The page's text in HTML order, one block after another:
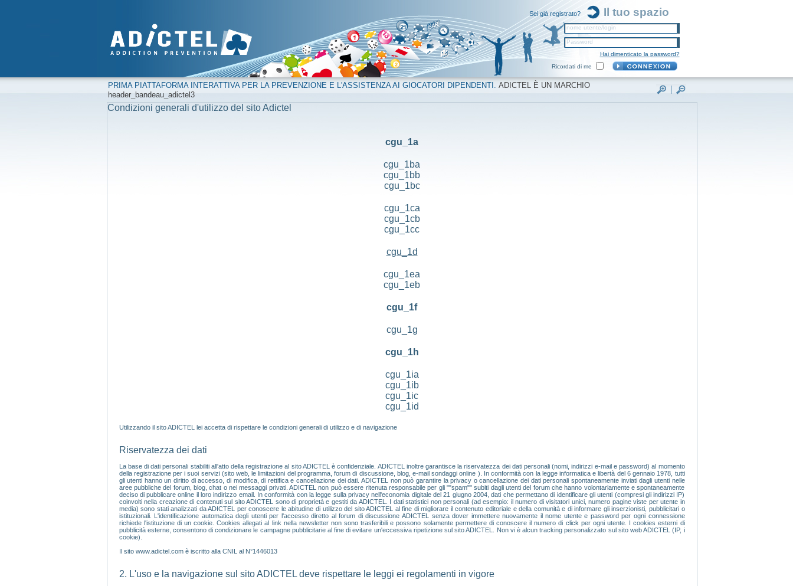
Sei già registrato? Il tuo spazio
nome utente/login
Password
Hai dimenticato la password?
Ricordati di me
PRIMA PIATTAFORMA INTERATTIVA PER LA PREVENZIONE E L'ASSISTENZA AI GIOCATORI DIPENDENTI. ADICTEL È UN MARCHIO
header_bandeau_adictel3
Condizioni generali d'utilizzo del sito Adictel
cgu_1a
cgu_1ba
cgu_1bb
cgu_1bc
cgu_1ca
cgu_1cb
cgu_1cc
cgu_1d
cgu_1ea
cgu_1eb
cgu_1f
cgu_1g
cgu_1h
cgu_1ia
cgu_1ib
cgu_1ic
cgu_1id
Utilizzando il sito ADICTEL lei accetta di rispettare le condizioni generali di utilizzo e di navigazione
Riservatezza dei dati
La base di dati personali stabiliti all'atto della registrazione al sito ADICTEL è confidenziale. ADICTEL inoltre garantisce la riservatezza dei dati personali (nomi, indirizzi e-mail e password) al momento
della registrazione per i suoi servizi (sito web, le limitazioni del programma, forum di discussione, blog, e-mail sondaggi online ). In conformità con la legge informatica e libertà del 6 gennaio 1978, tutti
gli utenti hanno un diritto di accesso, di modifica, di rettifica e cancellazione dei dati. ADICTEL non può garantire la privacy o cancellazione dei dati personali spontaneamente inviati dagli utenti nelle
aree pubbliche del forum, blog, chat o nei messaggi privati. ADICTEL non può essere ritenuta responsabile per gli ""spam"" subiti dagli utenti del forum che hanno volontariamente e spontaneamente
deciso di pubblicare online il loro indirizzo email. In conformità con la legge sulla privacy nell'economia digitale del 21 giugno 2004, dati che permettano di identificare gli utenti (compresi gli indirizzi IP)
coinvolti nella creazione di contenuti sul sito ADICTEL sono di proprietà e gestiti da ADICTEL. I dati statistici non personali (ad esempio: il numero di visitatori unici, numero pagine viste per utente in
media) sono stati analizzati da ADICTEL per conoscere le abitudine di utilizzo del sito ADICTEL al fine di migliorare il contenuto editoriale e della comunità e di informare gli inserzionisti, pubblicitari o
istituzionali. L'identificazione automatica degli utenti per l'accesso diretto al forum di discussione ADICTEL senza dover immettere nuovamente il nome utente e password per ogni connessione
richiede l'istituzione di un cookie. Cookies allegati al link nella newsletter non sono trasferibili e possono solamente permettere di conoscere il numero di click per ogni utente. I cookies esterni di
pubblicità esterne, consentono di condizionare le campagne pubblicitarie al fine di evitare un'eccessiva ripetizione sul sito ADICTEL. Non vi è alcun tracking personalizzato sul sito web ADICTEL (IP, i
cookie).
Il sito www.adictel.com è iscritto alla CNIL al N°1446013
2. L'uso e la navigazione sul sito ADICTEL deve rispettare le leggi ei regolamenti in vigore